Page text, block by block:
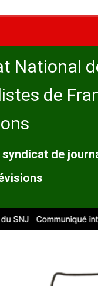
National
de
syndicat de
Communiqué